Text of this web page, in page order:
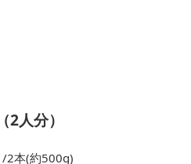
2人分）
2本(約500g)